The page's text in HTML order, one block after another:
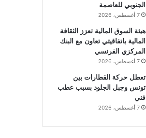
الجنوبي للعاصمة
7 أغسطس، 2026
هيئة السوق المالية تعزز الثقافة
المالية باتفاقيتي تعاون مع البنك
المركزي الفرنسي
7 أغسطس، 2026
تعطل حركة القطارات بين
تونس وجبل الجلود بسبب عطب
فني
7 أغسطس، 2026